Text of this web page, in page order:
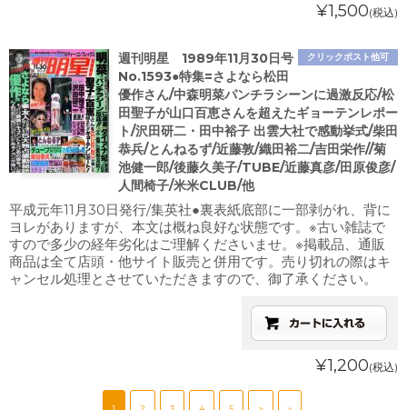
¥1,500(税込)
クリックポスト他可
週刊明星 1989年11月30日号
No.1593●特集=さよなら松田
優作さん/中森明菜パンチラシーンに過激反応/松
田聖子が山口百恵さんを超えたギョーテンレポー
ト/沢田研二・田中裕子 出雲大社で感動挙式/柴田
恭兵/とんねるず/近藤敦/織田裕二/吉田栄作//菊
池健一郎/後藤久美子/TUBE/近藤真彦/田原俊彦/
人間椅子/米米CLUB/他
平成元年11月30日発行/集英社●裏表紙底部に一部剥がれ、背に
ヨレがありますが、本文は概ね良好な状態です。※古い雑誌で
すので多少の経年劣化はご理解くださいませ。※掲載品、通販
商品は全て店頭・他サイト販売と併用です。売り切れの際はキ
ャンセル処理とさせていただきますので、御了承ください。
¥1,200(税込)